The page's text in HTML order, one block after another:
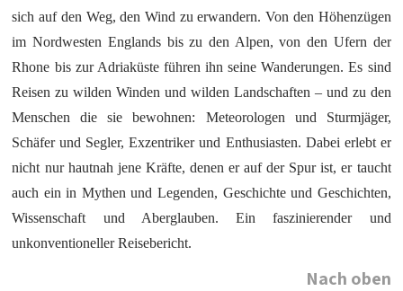
sich auf den Weg, den Wind zu erwandern. Von den Höhenzügen
im Nordwesten Englands bis zu den Alpen, von den Ufern der
Rhone bis zur Adriaküste führen ihn seine Wanderungen. Es sind
Reisen zu wilden Winden und wilden Landschaften – und zu den
Menschen die sie bewohnen: Meteorologen und Sturmjäger,
Schäfer und Segler, Exzentriker und Enthusiasten. Dabei erlebt er
nicht nur hautnah jene Kräfte, denen er auf der Spur ist, er taucht
auch ein in Mythen und Legenden, Geschichte und Geschichten,
Wissenschaft und Aberglauben. Ein faszinierender und
unkonventioneller Reisebericht.
Nach oben